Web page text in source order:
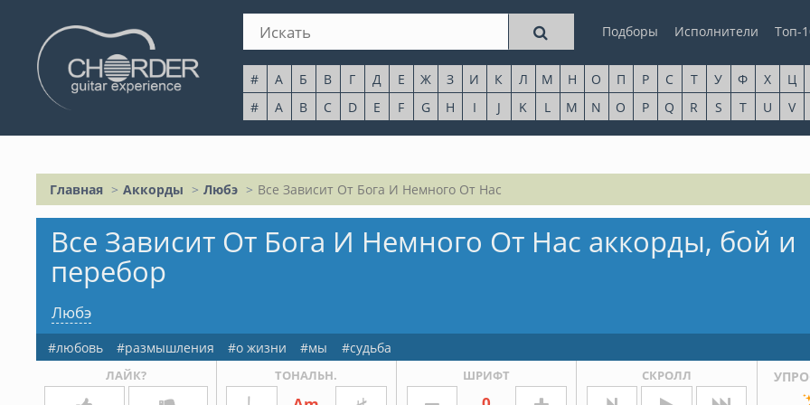
Подборы Исполнители Топ-
# А Б В Г Д Е Ж З И К Л М Н О П Р С Т У Ф Х
Ц
#
A B C D E F G H I J K L M N O P Q R S T U V
Главная Аккорды Любэ Все Зависит От Бога И Немного От Нас
Все Зависит От Бога И Немного От Нас аккорды, бой и
перебор
Любэ
любовь размышления о жизни мы судьба
ЛАЙК? ТОНАЛЬН. ШРИФТ СКРОЛЛ